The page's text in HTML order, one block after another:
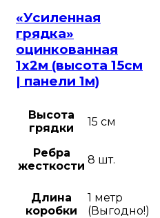
«Усиленная
грядка»
оцинкованная
1х2м (высота 15см
| панели 1м)
Высота
грядки
15 см
Ребра
жесткости 8 шт.
Длина
коробки
1 метр
(Выгодно!)